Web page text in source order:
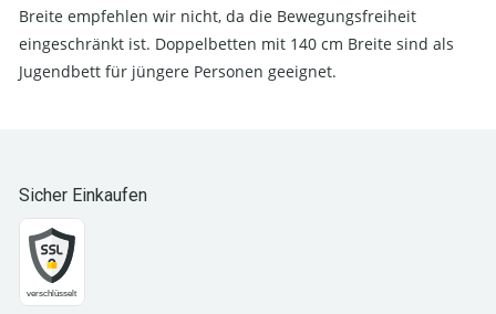
Breite empfehlen wir nicht, da die Bewegungsfreiheit
eingeschränkt ist. Doppelbetten mit 140 cm Breite sind als
Jugendbett für jüngere Personen geeignet.
Sicher Einkaufen